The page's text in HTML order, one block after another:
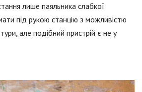
лише паяльника слабкої
під рукою станцію з можливістю
але подібний пристрій є не у